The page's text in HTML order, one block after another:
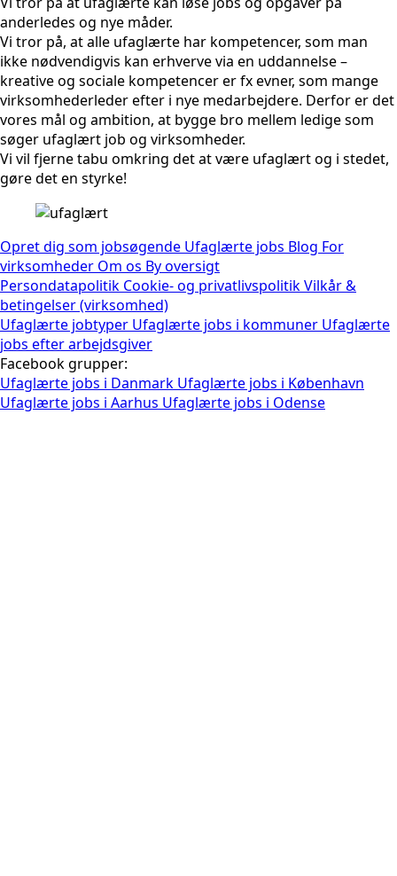
anderledes og nye måder.
Vi tror på, at alle ufaglærte har kompetencer, som man
ikke nødvendigvis kan erhverve via en uddannelse –
kreative og sociale kompetencer er fx evner, som mange
virksomhederleder efter i nye medarbejdere. Derfor er det
vores mål og ambition, at bygge bro mellem ledige som
søger ufaglært job og virksomheder.
Vi vil fjerne tabu omkring det at være ufaglært og i stedet,
gøre det en styrke!
Opret dig som jobsøgende Ufaglærte jobs Blog For
virksomheder Om os By oversigt
Persondatapolitik Cookie- og privatlivspolitikVilkår &
betingelser (virksomhed)
Ufaglærte jobtyper Ufaglærte jobs i kommuner Ufaglærte
jobs efter arbejdsgiver
Facebook grupper:
Ufaglærte jobs i Danmark Ufaglærte jobs i København
Ufaglærte jobs i Aarhus Ufaglærte jobs i Odense